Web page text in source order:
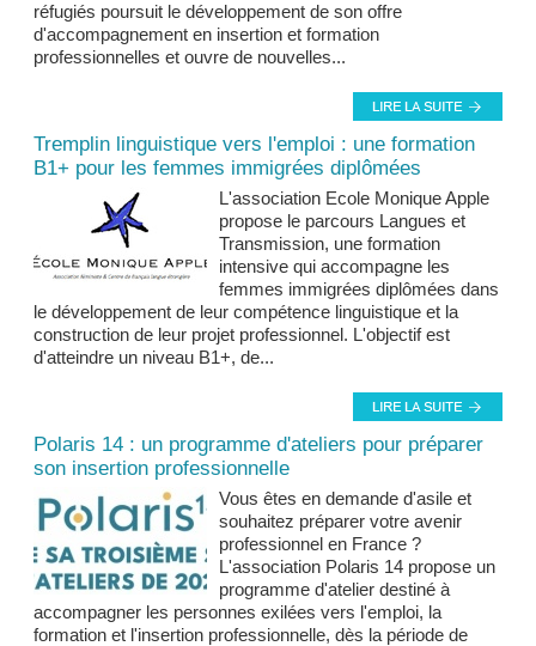
réfugiés poursuit le développement de son offre
d'accompagnement en insertion et formation
professionnelles et ouvre de nouvelles...
Tremplin linguistique vers l'emploi : une formation
B1+ pour les femmes immigrées diplômées
L'association Ecole Monique Apple
propose le parcours Langues et
Transmission, une formation
intensive qui accompagne les
femmes immigrées diplômées dans
le développement de leur compétence linguistique et la
construction de leur projet professionnel. L'objectif est
d'atteindre un niveau B1+, de...
Polaris 14 : un programme d'ateliers pour préparer
son insertion professionnelle
Vous êtes en demande d'asile et
souhaitez préparer votre avenir
professionnel en France ?
L'association Polaris 14 propose un
programme d'atelier destiné à
accompagner les personnes exilées vers l'emploi, la
formation et l'insertion professionnelle, dès la période de